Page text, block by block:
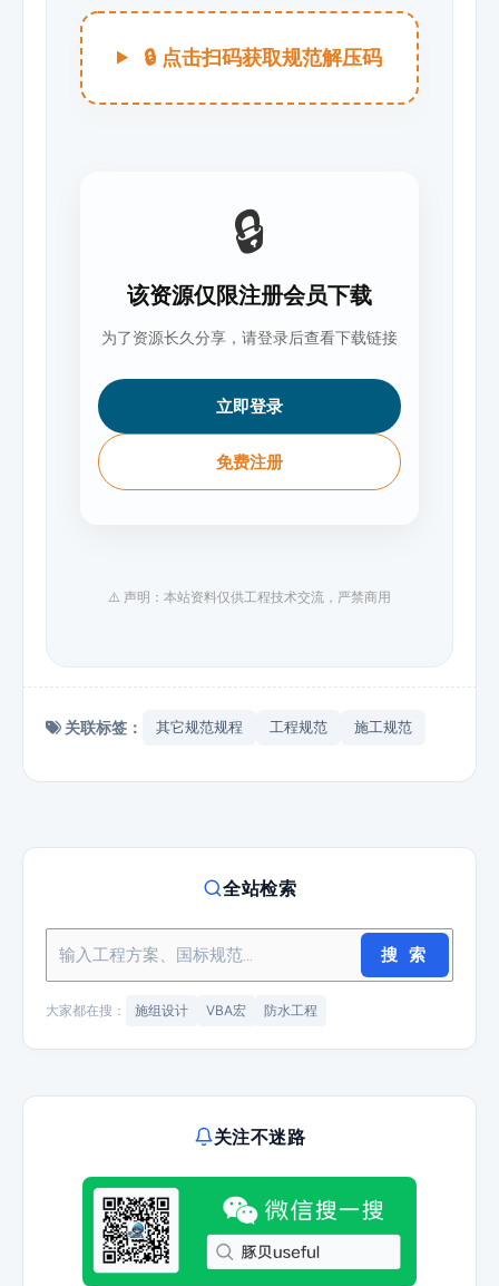
🔒 点击扫码获取规范解压码
🔒
该资源仅限注册会员下载
为了资源长久分享，请登录后查看下载链接
立即登录
免费注册
⚠️ 声明：本站资料仅供工程技术交流，严禁商用
关联标签： 其它规范规程 工程规范 施工规范
全站检索
搜 索
大家都在搜： 施组设计 VBA宏 防水工程
关注不迷路